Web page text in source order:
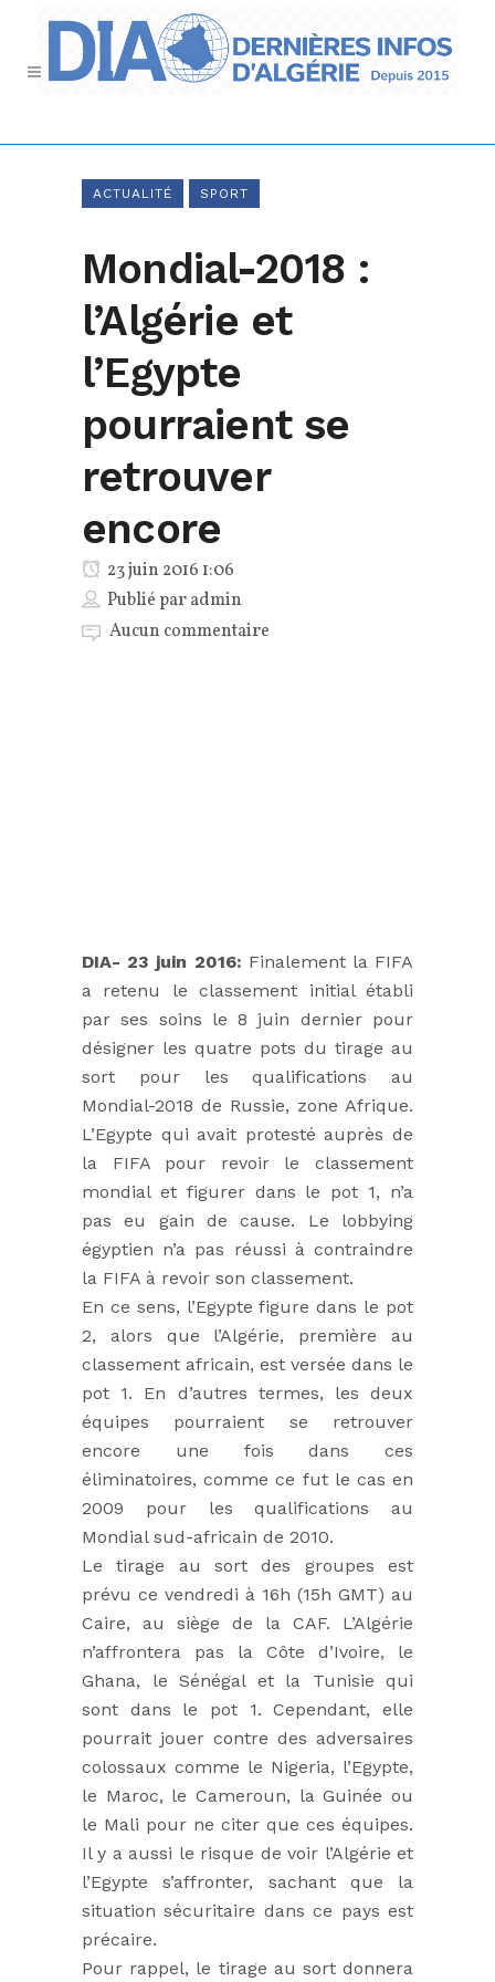
ACTUALITÉ SPORT
Mondial-2018 :
l’Algérie et
l’Egypte
pourraient se
retrouver
encore
23 juin 2016 1:06
Publié paradmin
Aucun commentaire
DIA- 23 juin 2016: Finalement la FIFA
a retenu le classement initial établi
par ses soins le 8 juin dernier pour
désigner les quatre pots du tirage au
sort pour les qualifications au
Mondial-2018 de Russie, zone Afrique.
L’Egypte qui avait protesté auprès de
la FIFA pour revoir le classement
mondial et figurer dans le pot 1, n’a
pas eu gain de cause. Le lobbying
égyptien n’a pas réussi à contraindre
la FIFA à revoir son classement.
En ce sens, l’Egypte figure dans le pot
2, alors que l’Algérie, première au
classement africain, est versée dans le
pot 1. En d’autres termes, les deux
équipes pourraient se retrouver
encore une fois dans ces
éliminatoires, comme ce fut le cas en
2009 pour les qualifications au
Mondial sud-africain de 2010.
Le tirage au sort des groupes est
prévu ce vendredi à 16h (15h GMT) au
Caire, au siège de la CAF. L’Algérie
n’affrontera pas la Côte d’Ivoire, le
Ghana, le Sénégal et la Tunisie qui
sont dans le pot 1. Cependant, elle
pourrait jouer contre des adversaires
colossaux comme le Nigeria, l’Egypte,
le Maroc, le Cameroun, la Guinée ou
le Mali pour ne citer que ces équipes.
Il y a aussi le risque de voir l’Algérie et
l’Egypte s’affronter, sachant que la
situation sécuritaire dans ce pays est
précaire.
Pour rappel, le tirage au sort donnera